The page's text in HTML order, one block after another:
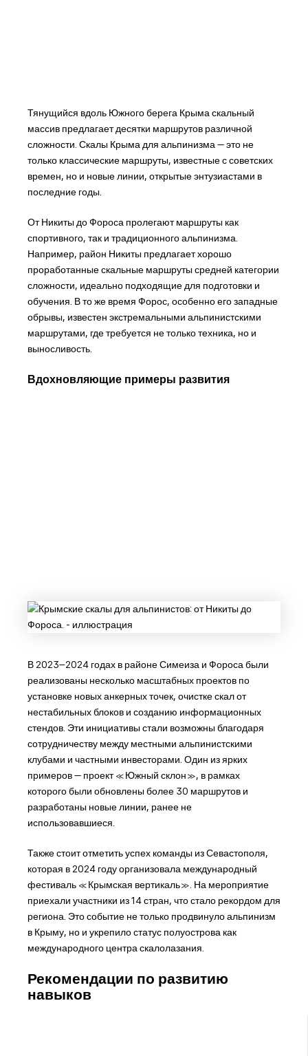
Тянущийся вдоль Южного берега Крыма скальный
массив предлагает десятки маршрутов различной
сложности. Скалы Крыма для альпинизма — это не
только классические маршруты, известные с советских
времен, но и новые линии, открытые энтузиастами в
последние годы.
От Никиты до Фороса пролегают маршруты как
спортивного, так и традиционного альпинизма.
Например, район Никиты предлагает хорошо
проработанные скальные маршруты средней категории
сложности, идеально подходящие для подготовки и
обучения. В то же время Форос, особенно его западные
обрывы, известен экстремальными альпинистскими
маршрутами, где требуется не только техника, но и
выносливость.
Вдохновляющие примеры развития
В 2023–2024 годах в районе Симеиза и Фороса были
реализованы несколько масштабных проектов по
установке новых анкерных точек, очистке скал от
нестабильных блоков и созданию информационных
стендов. Эти инициативы стали возможны благодаря
сотрудничеству между местными альпинистскими
клубами и частными инвесторами. Один из ярких
примеров — проект «Южный склон», в рамках
которого были обновлены более 30 маршрутов и
разработаны новые линии, ранее не
использовавшиеся.
Также стоит отметить успех команды из Севастополя,
которая в 2024 году организовала международный
фестиваль «Крымская вертикаль». На мероприятие
приехали участники из 14 стран, что стало рекордом для
региона. Это событие не только продвинуло альпинизм
в Крыму, но и укрепило статус полуострова как
международного центра скалолазания.
Рекомендации по развитию
навыков